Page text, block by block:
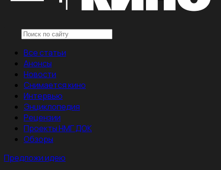
Все статьи
Анонсы
Новости
Снимается кино
Интервью
Энциклопедия
Рецензии
Проекты НМГ ДОК
Обзоры
Предложи идею